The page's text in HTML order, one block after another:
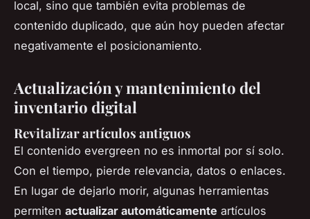
local, sino que también evita problemas de
contenido duplicado, que aún hoy pueden afectar
negativamente el posicionamiento.
Actualización y mantenimiento del
inventario digital
Revitalizar artículos antiguos
El contenido evergreen no es inmortal por sí solo.
Con el tiempo, pierde relevancia, datos o enlaces.
En lugar de dejarlo morir, algunas herramientas
permiten actualizar automáticamente artículos